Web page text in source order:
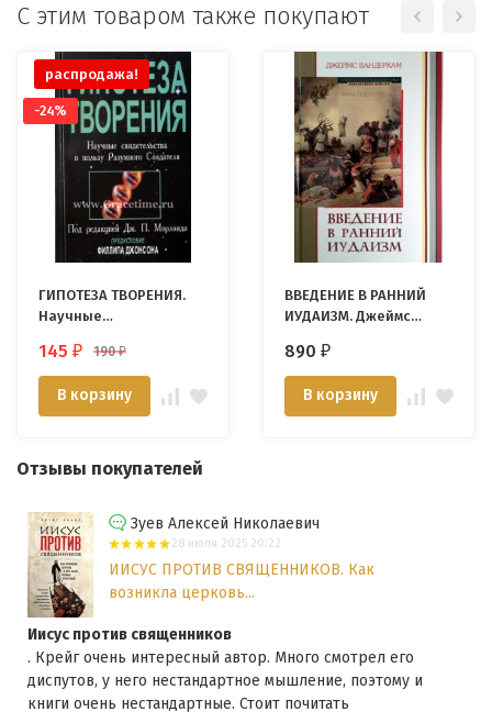
С этим товаром также покупают
распродажа!
-24%
ГИПОТЕЗА ТВОРЕНИЯ.
Научные
пользу Разумного
Создателя. Дж. П.
Морлэнд и др.
145 ₽ 190₽
В корзину
ВВЕДЕНИЕ В РАННИЙ
ИУДАИЗМ. Джеймс
890 ₽
В корзину
Отзывы покупателей
Зуев Алексей Николаевич
28 июля 2025 20:22
ИИСУС ПРОТИВ СВЯЩЕННИКОВ. Как
возникла церковь...
Иисус против священников
. Крейг очень интересный автор. Много смотрел его
диспутов, у него нестандартное мышление, поэтому и
книги очень нестандартные. Стоит почитать